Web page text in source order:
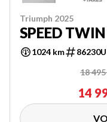
Triumph 2025
SPEED
1024 km
86230U
18
14